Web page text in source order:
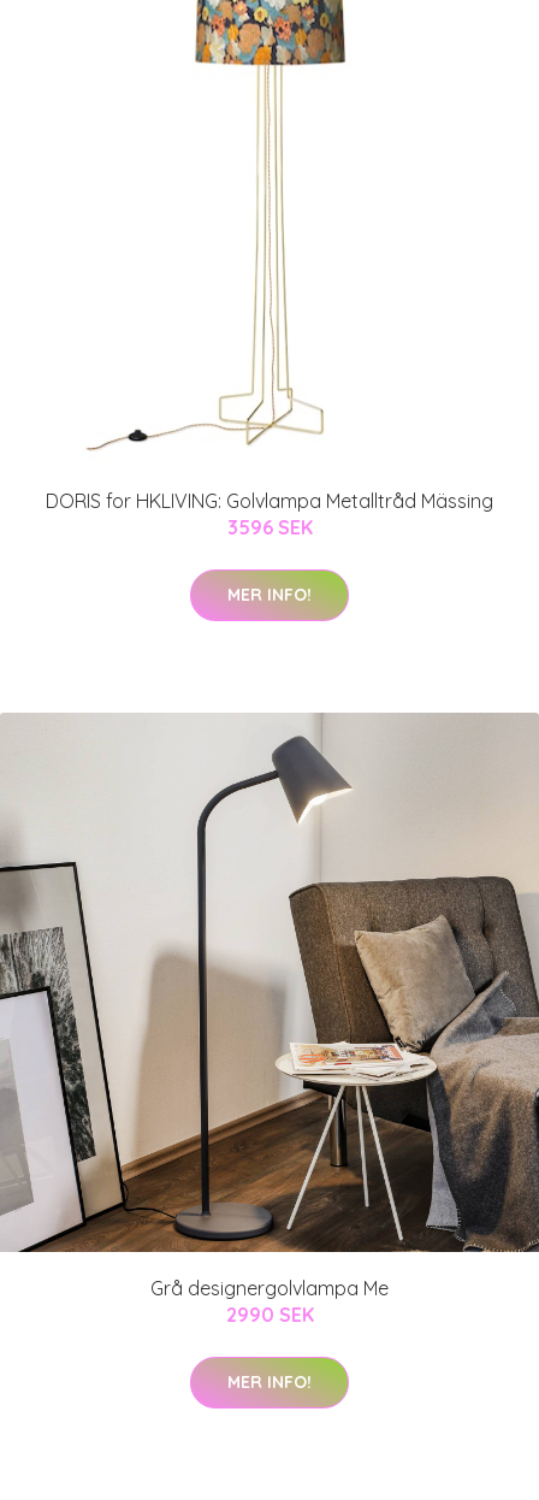
DORIS for HKLIVING: Golvlampa Metalltråd Mässing
3596 SEK
MER INFO!
Grå designergolvlampa Me
2990 SEK
MER INFO!